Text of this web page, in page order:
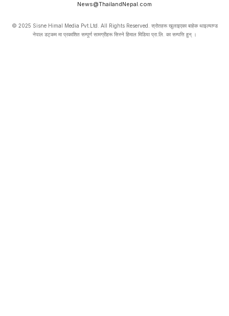
News@ThailandNepal.com
© 2025 Sisne Himal Media Pvt.Ltd. All Rights Reserved. स्रोतहरू खुलाइएका बाहेक थाइल्याण्ड
नेपाल डट्कम मा प्रकाशित सम्पूर्ण सामग्रीहरू सिस्ने हिमाल मिडिया प्रा.लि. का सम्पत्ति हुन् ।